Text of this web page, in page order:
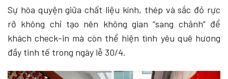
Sự hòa quyện giữa chất liệu kính, thép và sắc đỏ rực
rỡ không chỉ tạo nên không gian “sang chảnh” để
khách check-in mà còn thể hiện tình yêu quê hương
đầy tinh tế trong ngày lễ 30/4.